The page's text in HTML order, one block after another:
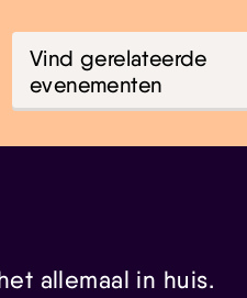
Vind gerelateerde
evenementen
allemaal in huis.